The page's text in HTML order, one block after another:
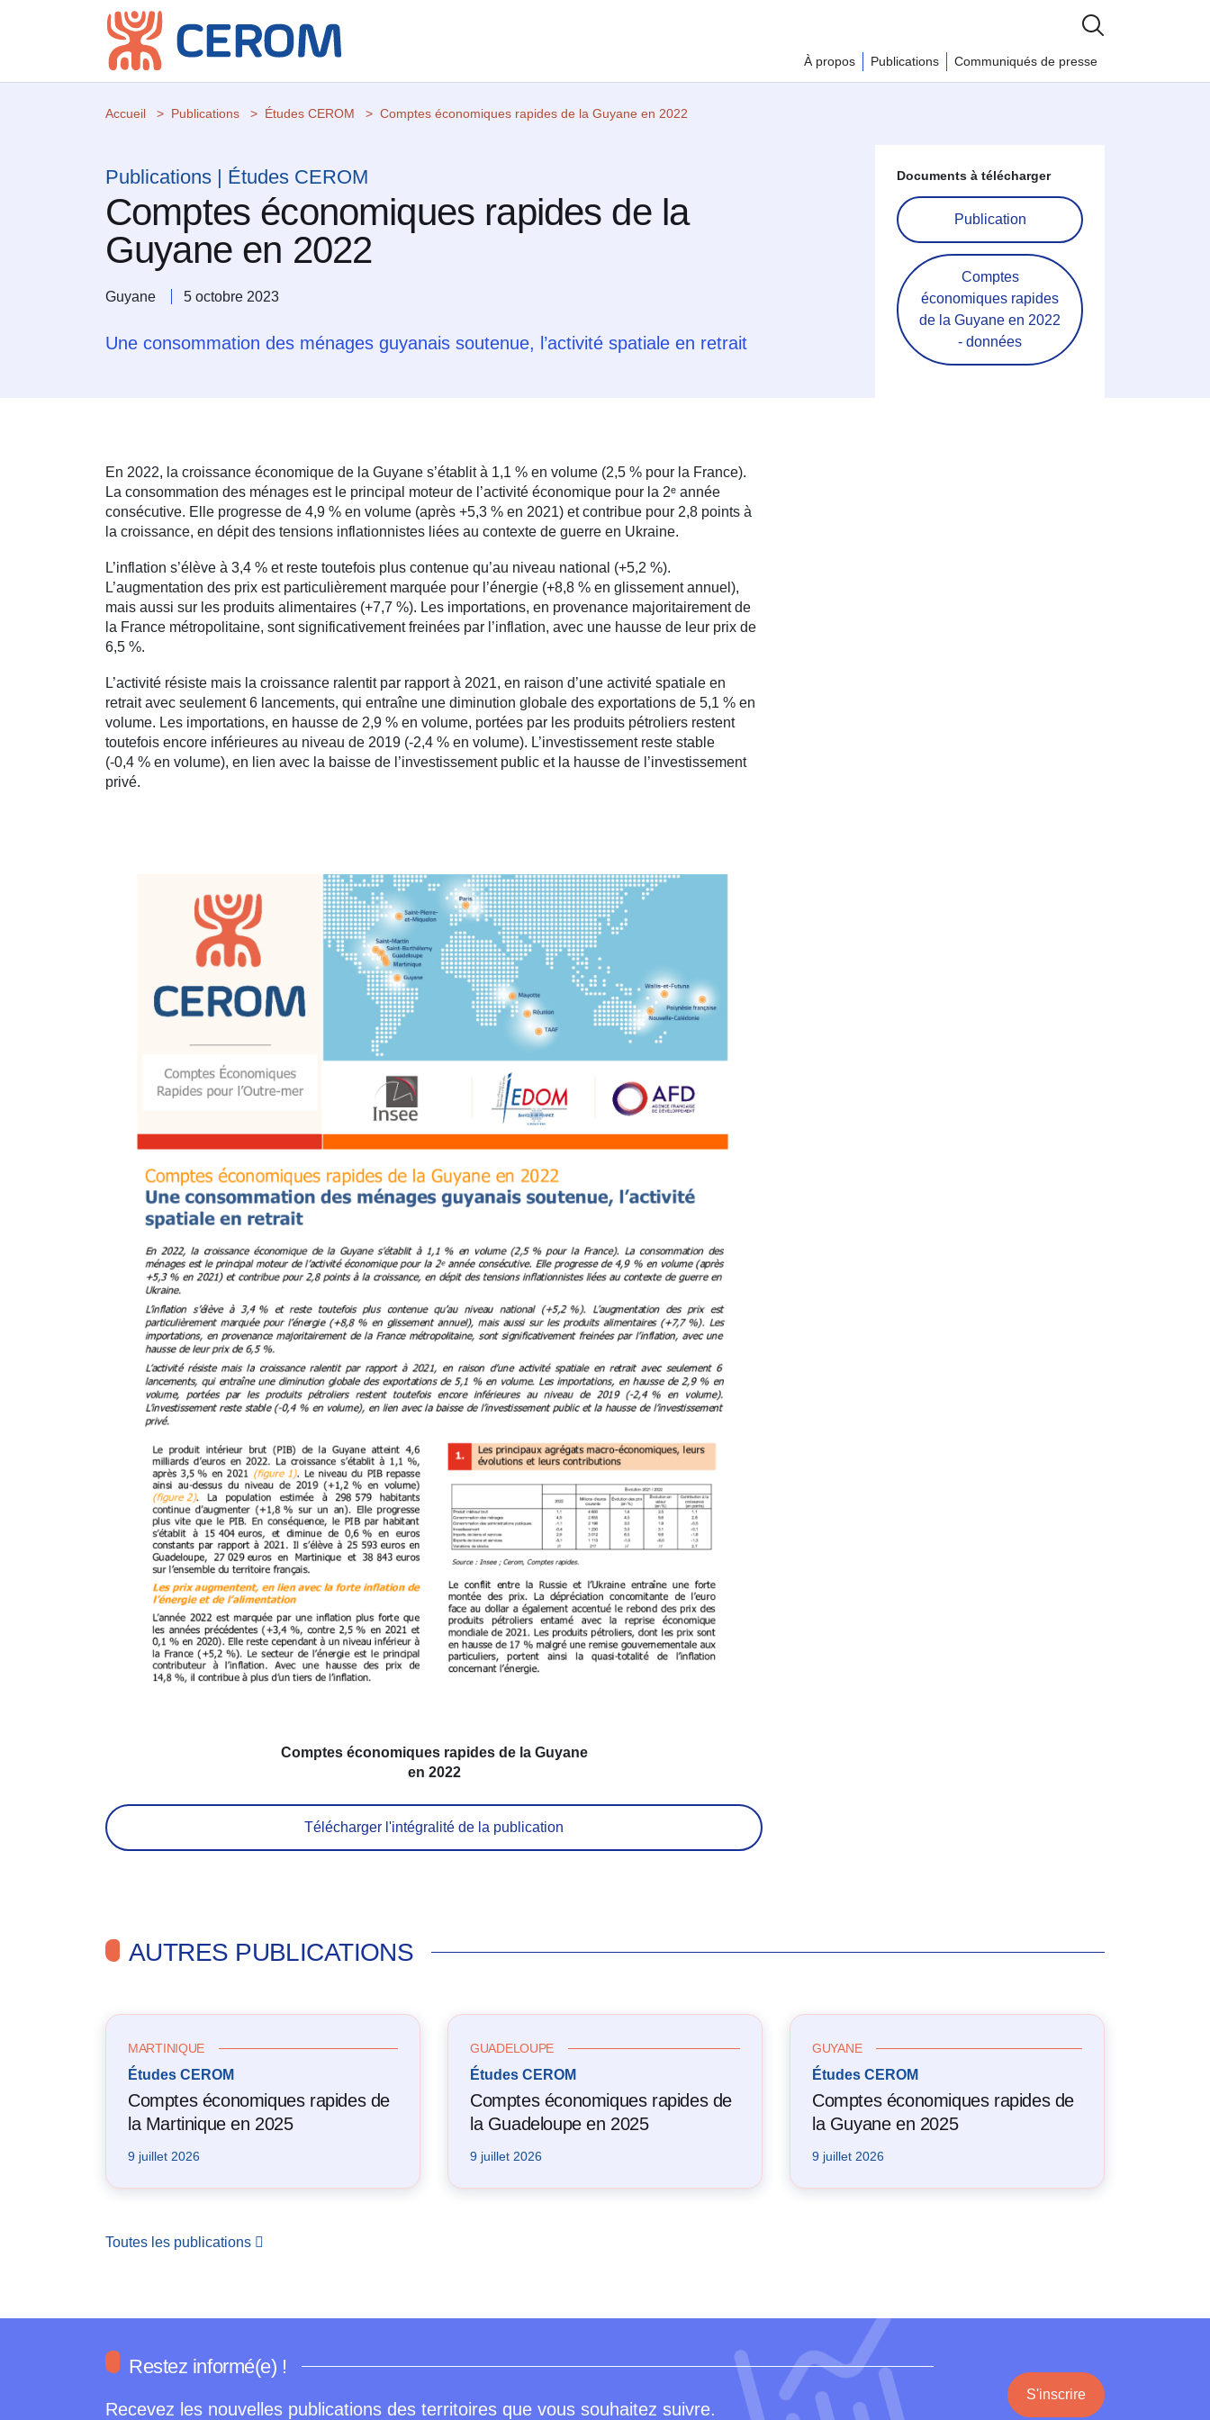
À propos Publications Communiqués de presse
Accueil Publications Études CEROM Comptes économiques rapides de la Guyane en 2022
Publications | Études CEROM
Comptes économiques rapides de la
Guyane en 2022
Guyane 5 octobre 2023
Une consommation des ménages guyanais soutenue, l’activité spatiale en retrait
Documents à télécharger
Publication
Comptes
économiques rapides
de la Guyane en 2022
- données
En 2022, la croissance économique de la Guyane s’établit à 1,1 % en volume (2,5 % pour la France).
La consommation des ménages est le principal moteur de l’activité économique pour la 2ᵉ année
consécutive. Elle progresse de 4,9 % en volume (après +5,3 % en 2021) et contribue pour 2,8 points à
la croissance, en dépit des tensions inflationnistes liées au contexte de guerre en Ukraine.
L’inflation s’élève à 3,4 % et reste toutefois plus contenue qu’au niveau national (+5,2 %).
L’augmentation des prix est particulièrement marquée pour l’énergie (+8,8 % en glissement annuel),
mais aussi sur les produits alimentaires (+7,7 %). Les importations, en provenance majoritairement de
la France métropolitaine, sont significativement freinées par l’inflation, avec une hausse de leur prix de
6,5 %.
L’activité résiste mais la croissance ralentit par rapport à 2021, en raison d’une activité spatiale en
retrait avec seulement 6 lancements, qui entraîne une diminution globale des exportations de 5,1 % en
volume. Les importations, en hausse de 2,9 % en volume, portées par les produits pétroliers restent
toutefois encore inférieures au niveau de 2019 (-2,4 % en volume). L’investissement reste stable
(-0,4 % en volume), en lien avec la baisse de l’investissement public et la hausse de l’investissement
privé.
Comptes économiques rapides de la Guyane
en 2022
Télécharger l'intégralité de la publication
AUTRES PUBLICATIONS
MARTINIQUE
Études CEROM
Comptes économiques rapides de
la Martinique en 2025
9 juillet 2026
GUADELOUPE
Études CEROM
Comptes économiques rapides de
la Guadeloupe en 2025
9 juillet 2026
GUYANE
Études CEROM
Comptes économiques rapides de
la Guyane en 2025
9 juillet 2026
Toutes les publications
Restez informé(e) !
Recevez les nouvelles publications des territoires que vous souhaitez suivre.
S'inscrire